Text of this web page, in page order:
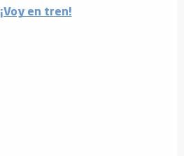
¡Voy en tren!